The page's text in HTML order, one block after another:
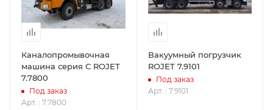
Каналопромывочная
машина серия С ROJET
7.7800
Под заказ
Арт. : 7.7800
Вакуумный погрузчик
ROJET 7.9101
Под заказ
Арт. : 7.9101